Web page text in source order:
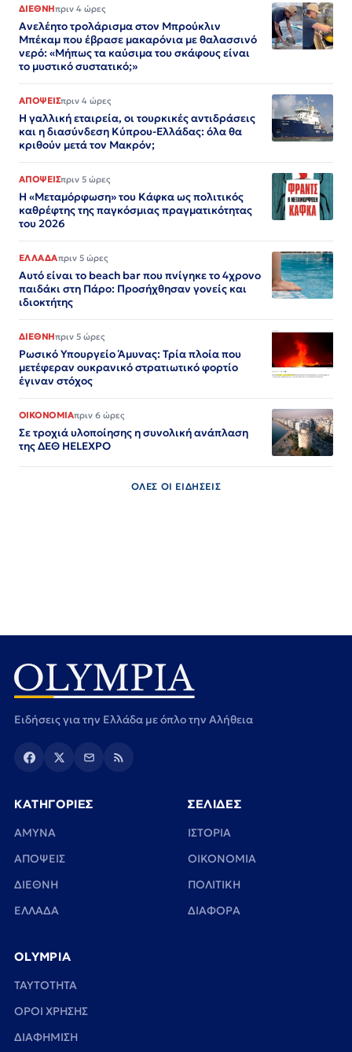
ΔΙΕΘΝΗπριν 4 ώρες
Ανελέητο τρολάρισμα στον Μπρούκλιν
Μπέκαμ που έβρασε μακαρόνια με θαλασσινό
νερό: «Μήπως τα καύσιμα του σκάφους είναι
το μυστικό συστατικό;»
ΑΠΟΨΕΙΣπριν 4 ώρες
Η γαλλική εταιρεία, οι τουρκικές αντιδράσεις
και η διασύνδεση Κύπρου-Ελλάδας: όλα θα
κριθούν μετά τον Μακρόν;
ΑΠΟΨΕΙΣπριν 5 ώρες
Η «Μεταμόρφωση» του Κάφκα ως πολιτικός
καθρέφτης της παγκόσμιας πραγματικότητας
του 2026
ΕΛΛΑΔΑπριν 5 ώρες
Αυτό είναι το beach bar που πνίγηκε το 4χρονο
παιδάκι στη Πάρο: Προσήχθησαν γονείς και
ιδιοκτήτης
ΔΙΕΘΝΗπριν 5 ώρες
Ρωσικό Υπουργείο Άμυνας: Τρία πλοία που
μετέφεραν ουκρανικό στρατιωτικό φορτίο
έγιναν στόχος
ΟΙΚΟΝΟΜΙΑπριν 6 ώρες
Σε τροχιά υλοποίησης η συνολική ανάπλαση
της ΔΕΘ HELEXPO
ΟΛΕΣ ΟΙ ΕΙΔΗΣΕΙΣ
Ειδήσεις για την Ελλάδα με όπλο την Αλήθεια
ΚΑΤΗΓΟΡΙΕΣ
ΑΜΥΝΑ
ΑΠΟΨΕΙΣ
ΔΙΕΘΝΗ
ΕΛΛΑΔΑ
ΣΕΛΙΔΕΣ
ΙΣΤΟΡΙΑ
ΟΙΚΟΝΟΜΙΑ
ΠΟΛΙΤΙΚΗ
ΔΙΑΦΟΡΑ
OLYMPIA
TAYTOTHTA
ΟΡΟΙ ΧΡΗΣΗΣ
ΔΙΑΦΗΜΙΣΗ